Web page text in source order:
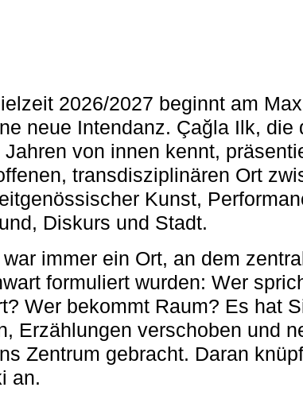
2026/2027 beginnt am
neue Intendanz. Çağla Ilk, die
von innen kennt,
transdisziplinären Ort
Kunst,
Diskurs und Stadt.
immer ein Ort, an dem
formuliert wurden: Wer
Wer bekommt Raum? Es hat
Erzählungen verschoben und
Zentrum gebracht. Daran
an.